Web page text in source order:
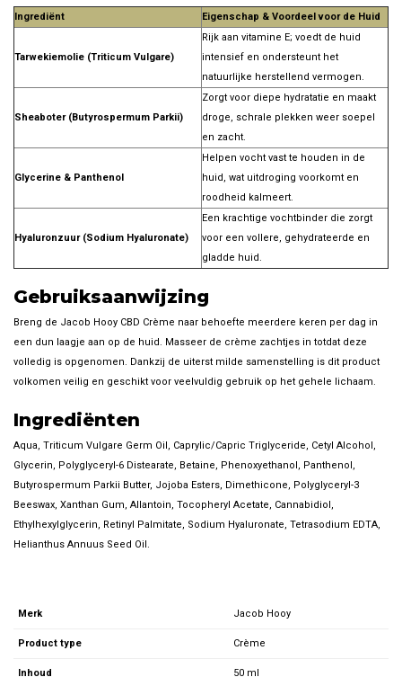
Ingrediënt Eigenschap & Voordeel voor de Huid
Tarwekiemolie (Triticum Vulgare)
Rijk aan vitamine E; voedt de huid
intensief en ondersteunt het
natuurlijke herstellend vermogen.
Sheaboter (Butyrospermum Parkii)
Zorgt voor diepe hydratatie en maakt
droge, schrale plekken weer soepel
en zacht.
Glycerine & Panthenol
Helpen vocht vast te houden in de
huid, wat uitdroging voorkomt en
roodheid kalmeert.
Hyaluronzuur (Sodium Hyaluronate)
Een krachtige vochtbinder die zorgt
voor een vollere, gehydrateerde en
gladde huid.
Gebruiksaanwijzing
Breng de Jacob Hooy CBD Crème naar behoefte meerdere keren per dag in
een dun laagje aan op de huid. Masseer de crème zachtjes in totdat deze
volledig is opgenomen. Dankzij de uiterst milde samenstelling is dit product
volkomen veilig en geschikt voor veelvuldig gebruik op het gehele lichaam.
Ingrediënten
Aqua, Triticum Vulgare Germ Oil, Caprylic/Capric Triglyceride, Cetyl Alcohol,
Glycerin, Polyglyceryl-6 Distearate, Betaine, Phenoxyethanol, Panthenol,
Butyrospermum Parkii Butter, Jojoba Esters, Dimethicone, Polyglyceryl-3
Beeswax, Xanthan Gum, Allantoin, Tocopheryl Acetate, Cannabidiol,
Ethylhexylglycerin, Retinyl Palmitate, Sodium Hyaluronate, Tetrasodium EDTA,
Helianthus Annuus Seed Oil.
Merk Jacob Hooy
Product type Crème
Inhoud 50 ml